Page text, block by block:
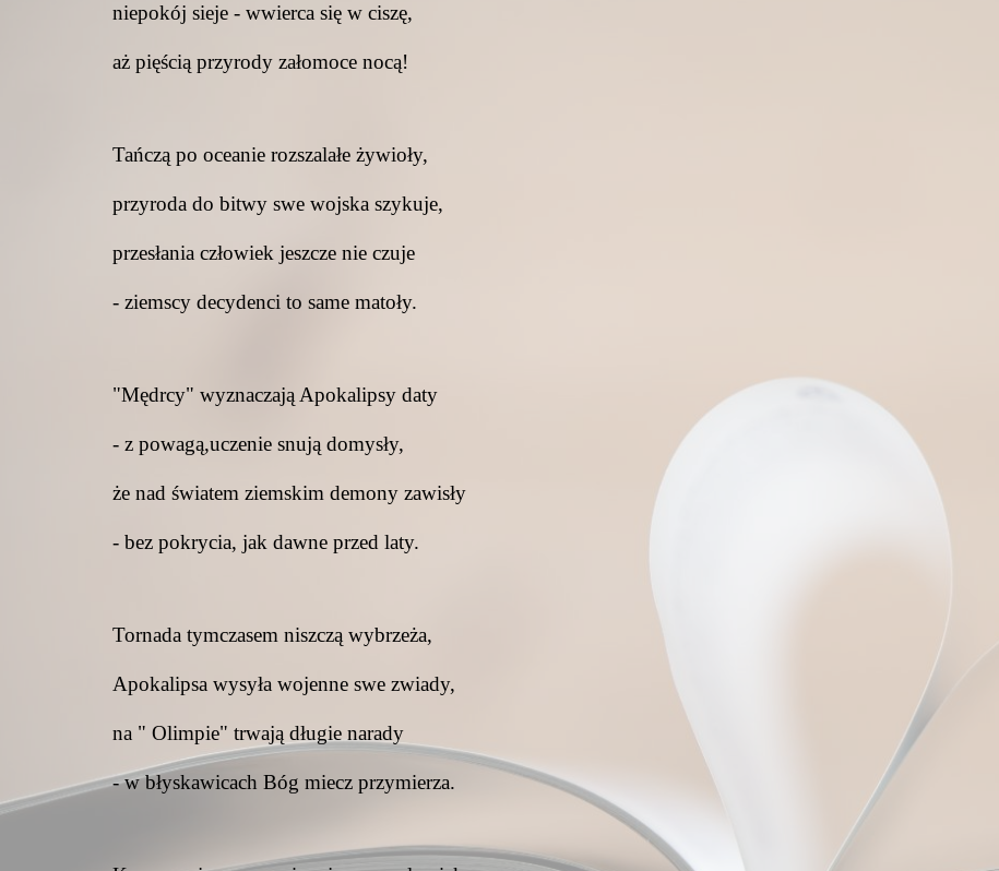
niepokój sieje - wwierca się w ciszę,
aż pięścią przyrody załomoce nocą!
Tańczą po oceanie rozszalałe żywioły,
przyroda do bitwy swe wojska szykuje,
przesłania człowiek jeszcze nie czuje
- ziemscy decydenci to same matoły.
"Mędrcy" wyznaczają Apokalipsy daty
- z powagą,uczenie snują domysły,
że nad światem ziemskim demony zawisły
- bez pokrycia, jak dawne przed laty.
Tornada tymczasem niszczą wybrzeża,
Apokalipsa wysyła wojenne swe zwiady,
na " Olimpie" trwają długie narady
- w błyskawicach Bóg miecz przymierza.